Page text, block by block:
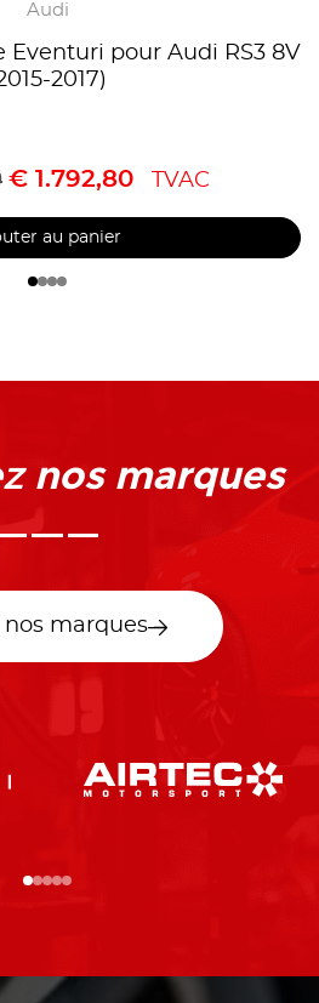
Audi
Eventuri pour Audi RS3 8V
2017)
€ 1.792,80 TVAC
au panier
nos marques
nos marques